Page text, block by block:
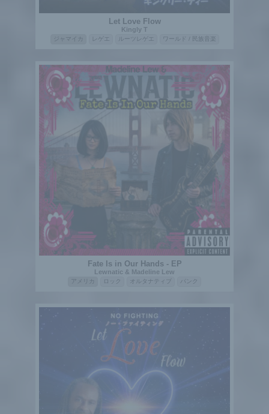
Let Love Flow
Kingly T
ジャマイカ レゲエ ルーツレゲエ ワールド / 民族音楽
Fate Is in Our Hands - EP
Lewnatic & Madeline Lew
アメリカ ロック オルタナティブ パンク